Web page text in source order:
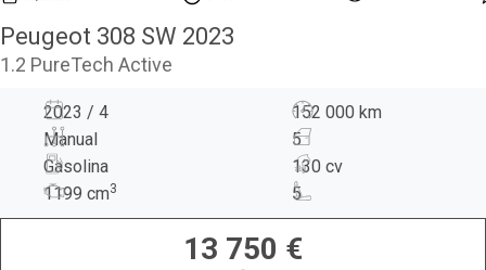
Peugeot 308 SW 2023
1.2 PureTech Active
2023 / 4
152 000 km
Manual
5
Gasolina
130 cv
1199 cm3 5
13 750 €